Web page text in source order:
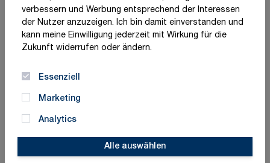
verbessern und Werbung entsprechend der Interessen
der Nutzer anzuzeigen. Ich bin damit einverstanden und
kann meine Einwilligung jederzeit mit Wirkung für die
Zukunft widerrufen oder ändern.
Essenziell
Marketing
Analytics
Alle auswählen